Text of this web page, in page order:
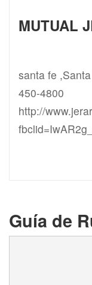
MUTUAL
santa fe
450-4800
http://
Guía de